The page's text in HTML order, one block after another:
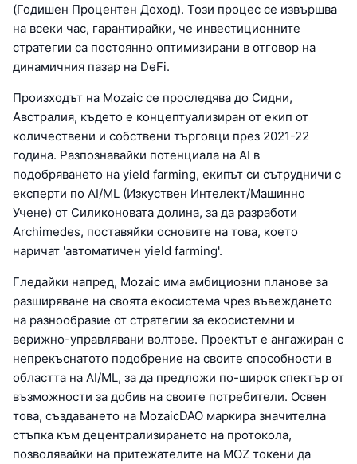
(Годишен Процентен Доход). Този процес се извършва
на всеки час, гарантирайки, че инвестиционните
стратегии са постоянно оптимизирани в отговор на
динамичния пазар на DeFi.
Произходът на Mozaic се проследява до Сидни,
Австралия, където е концептуализиран от екип от
количествени и собствени търговци през 2021-22
година. Разпознавайки потенциала на AI в
подобряването на yield farming, екипът си сътрудничи с
експерти по AI/ML (Изкуствен Интелект/Машинно
Учене) от Силиконовата долина, за да разработи
Archimedes, поставяйки основите на това, което
наричат 'автоматичен yield farming'.
Гледайки напред, Mozaic има амбициозни планове за
разширяване на своята екосистема чрез въвеждането
на разнообразие от стратегии за екосистемни и
верижно-управлявани волтове. Проектът е ангажиран с
непрекъснатото подобрение на своите способности в
областта на AI/ML, за да предложи по-широк спектър от
възможности за добив на своите потребители. Освен
това, създаването на MozaicDAO маркира значителна
стъпка към децентрализирането на протокола,
позволявайки на притежателите на MOZ токени да